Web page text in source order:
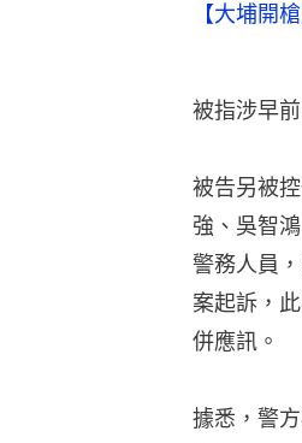
【大埔開
被指涉早
被告另被
強、吳智
警務人員
案起訴，
併應訊。
據悉，警